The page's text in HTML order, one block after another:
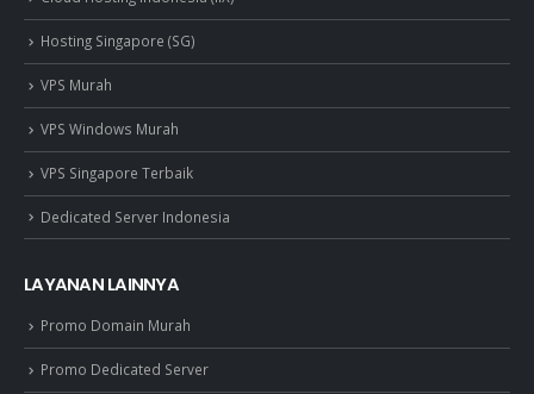
Hosting Singapore (SG)
VPS Murah
VPS Windows Murah
VPS Singapore Terbaik
Dedicated Server Indonesia
LAYANAN LAINNYA
Promo Domain Murah
Promo Dedicated Server